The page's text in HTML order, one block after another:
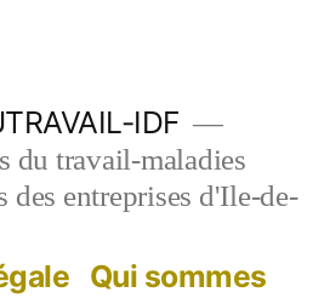
IDF
du travail-maladies
des entreprises d'Ile-de-
Qui sommes